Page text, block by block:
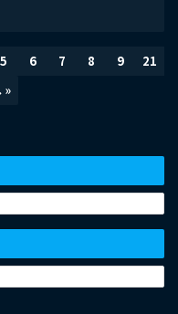
5 6 7 8 9
21
»